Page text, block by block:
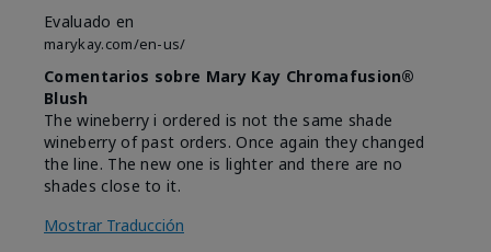
Evaluado en
marykay.com/en-us/
Comentarios sobre Mary Kay Chromafusion®
Blush
The wineberry i ordered is not the same shade
wineberry of past orders. Once again they changed
the line. The new one is lighter and there are no
shades close to it.
Mostrar Traducción